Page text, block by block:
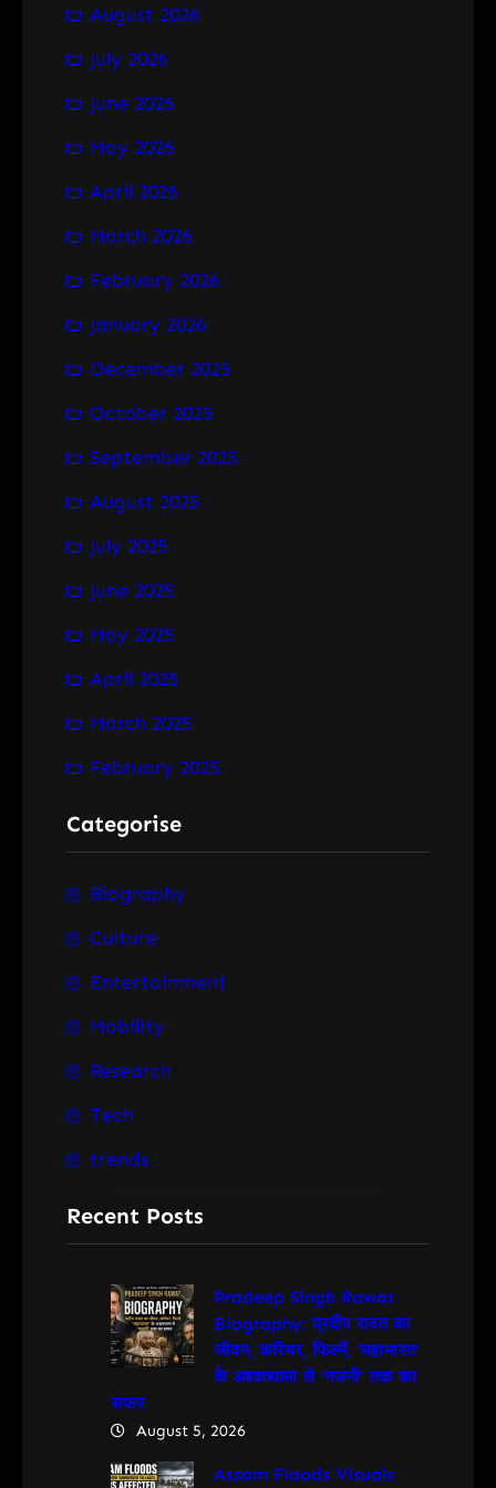
c
h
August 2026
July 2026
June 2026
May 2026
April 2026
March 2026
February 2026
January 2026
December 2025
October 2025
September 2025
August 2025
July 2025
June 2025
May 2025
April 2025
March 2025
February 2025
Categorise
Biography
Culture
Entertainment
Mobility
Research
Tech
trends
Recent Posts
Pradeep Singh Rawat
Biography: प्रदीप रावत का
जीवन, करियर, फिल्में, ‘महाभारत’
के अश्वत्थामा से ‘गजनी’ तक का
सफर
August 5, 2026
Assam Floods Visuals